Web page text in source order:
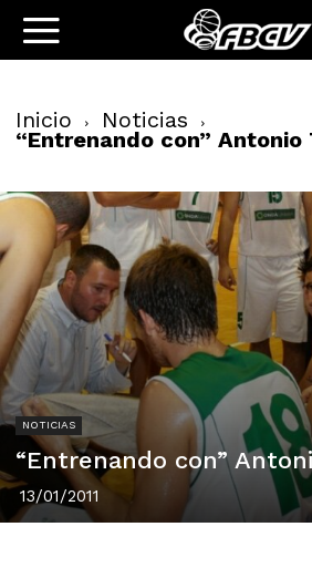
Inicio Noticias
“Entrenando con” Antonio
NOTICIAS
“Entrenando con”
13/01/2011